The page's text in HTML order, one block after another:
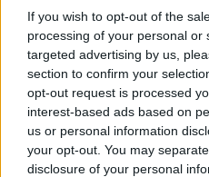
If you wish to opt-out of the
processing of your personal or
targeted advertising by us,
section to confirm your
opt-out request is processed
interest-based ads based on
us or personal information
your opt-out. You may
disclosure of your personal
Και προσθέτει: «Δεν
είχαμε ακούσει κάτι.
σύζυγος σκότωσε την
αυτοκίνητο έφυγε κι
και βρήκε τη γυναίκα